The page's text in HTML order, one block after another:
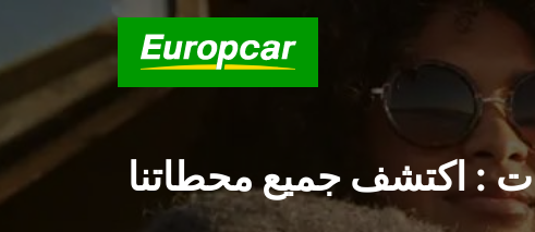
: اكتشف جميع محطاتنا